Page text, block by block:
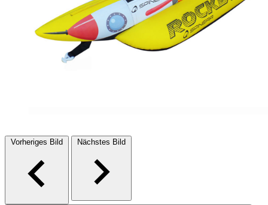
Vorheriges Bild Nächstes Bild